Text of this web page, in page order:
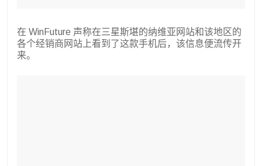
在 WinFuture 声称在三星斯堪的纳维亚网站和该地区的
各个经销商网站上看到了这款手机后，该信息便流传开
来。